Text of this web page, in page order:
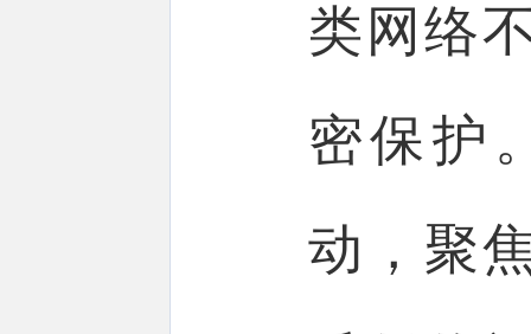
类网络
密保护
动，聚